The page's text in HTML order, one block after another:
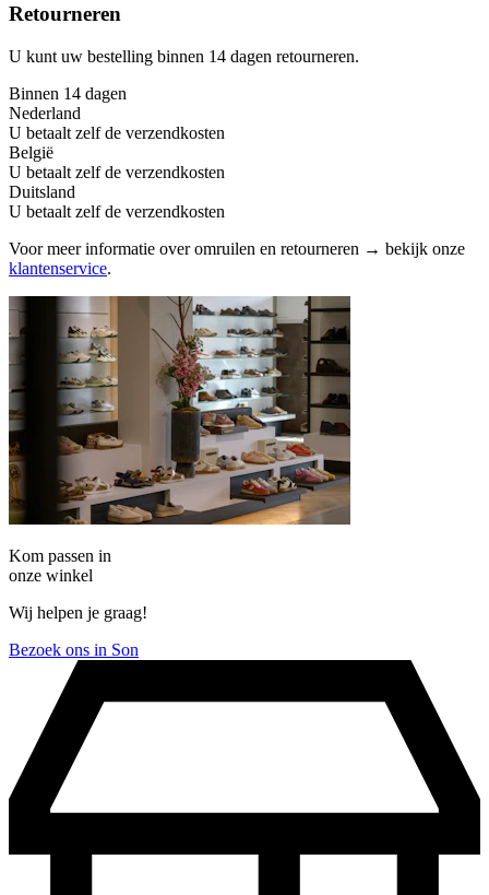
Retourneren
U kunt uw bestelling binnen 14 dagen retourneren.
Binnen 14 dagen
Nederland
U betaalt zelf de verzendkosten
België
U betaalt zelf de verzendkosten
Duitsland
U betaalt zelf de verzendkosten
Voor meer informatie over omruilen en retourneren → bekijk onze
klantenservice.
Kom passen in
onze winkel
Wij helpen je graag!
Bezoek ons in Son